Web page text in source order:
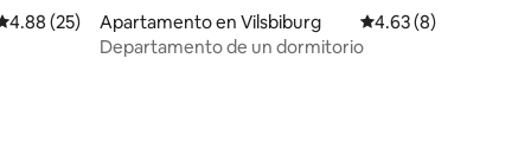
promedio: 4.88 de 5, 25 reseñas
4.88 (25)
Apartamento en Vilsbiburg Calificación
4.63 (8)
Departamento de un dormitorio